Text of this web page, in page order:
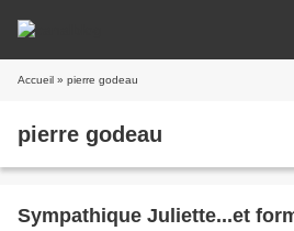
Accueil » pierre godeau
pierre godeau
Sympathique Juliette...et